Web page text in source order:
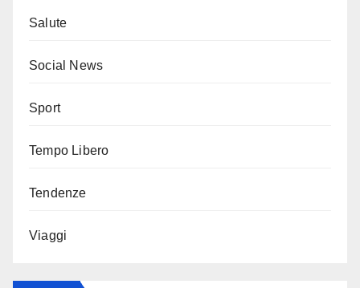
Salute
Social News
Sport
Tempo Libero
Tendenze
Viaggi